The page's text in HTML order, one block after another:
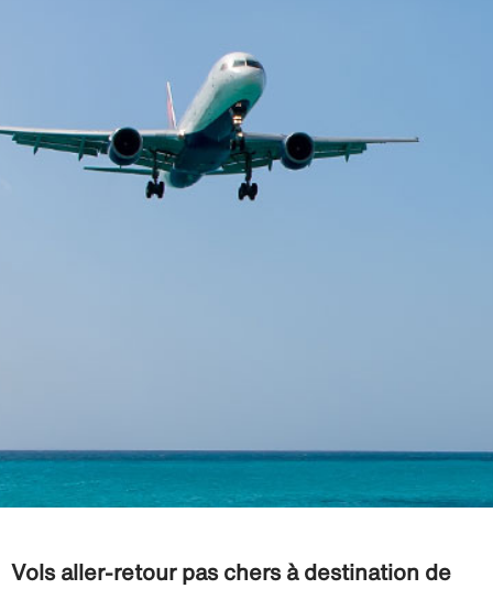
Vols aller-retour pas chers à destination de